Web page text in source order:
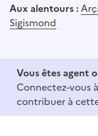
Aux alentours :
Sigismond
Vous êtes agent
Connectez-vous à
contribuer à